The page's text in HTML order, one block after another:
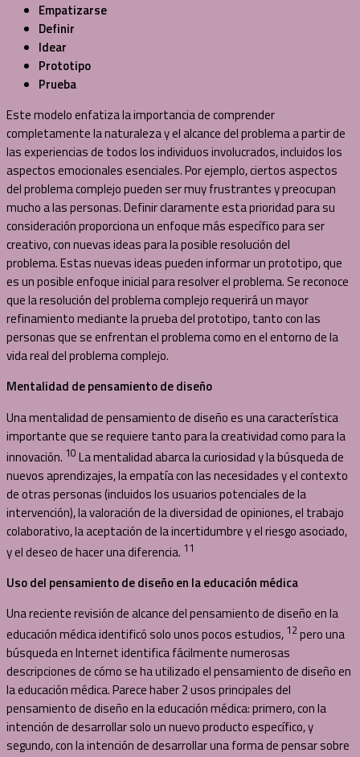
Empatizarse
Definir
Idear
Prototipo
Prueba
Este modelo enfatiza la importancia de comprender
completamente la naturaleza y el alcance del problema a partir de
las experiencias de todos los individuos involucrados, incluidos los
aspectos emocionales esenciales. Por ejemplo, ciertos aspectos
del problema complejo pueden ser muy frustrantes y preocupan
mucho a las personas. Definir claramente esta prioridad para su
consideración proporciona un enfoque más específico para ser
creativo, con nuevas ideas para la posible resolución del
problema. Estas nuevas ideas pueden informar un prototipo, que
es un posible enfoque inicial para resolver el problema. Se reconoce
que la resolución del problema complejo requerirá un mayor
refinamiento mediante la prueba del prototipo, tanto con las
personas que se enfrentan el problema como en el entorno de la
vida real del problema complejo.
Mentalidad de pensamiento de diseño
Una mentalidad de pensamiento de diseño es una característica
importante que se requiere tanto para la creatividad como para la
innovación. 10 La mentalidad abarca la curiosidad y la búsqueda de
nuevos aprendizajes, la empatía con las necesidades y el contexto
de otras personas (incluidos los usuarios potenciales de la
intervención), la valoración de la diversidad de opiniones, el trabajo
colaborativo, la aceptación de la incertidumbre y el riesgo asociado,
y el deseo de hacer una diferencia. 11
Uso del pensamiento de diseño en la educación médica
Una reciente revisión de alcance del pensamiento de diseño en la
educación médica identificó solo unos pocos estudios, 12pero una
búsqueda en Internet identifica fácilmente numerosas
descripciones de cómo se ha utilizado el pensamiento de diseño en
la educación médica. Parece haber 2 usos principales del
pensamiento de diseño en la educación médica: primero, con la
intención de desarrollar solo un nuevo producto específico, y
segundo, con la intención de desarrollar una forma de pensar sobre